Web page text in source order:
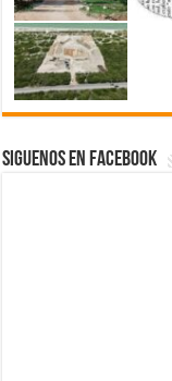
Siguenos en Facebook